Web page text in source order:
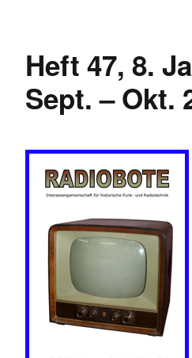
Heft 47, 8.
Sept. – Okt.